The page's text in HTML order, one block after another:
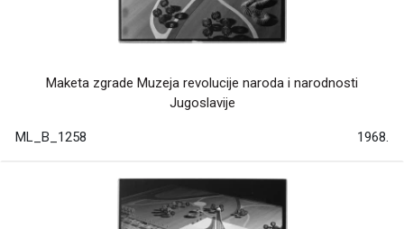
Maketa zgrade Muzeja revolucije naroda i narodnosti
Jugoslavije
ML_B_1258 1968.